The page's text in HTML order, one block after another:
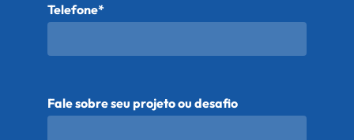
Telefone*
Fale sobre seu projeto ou desafio